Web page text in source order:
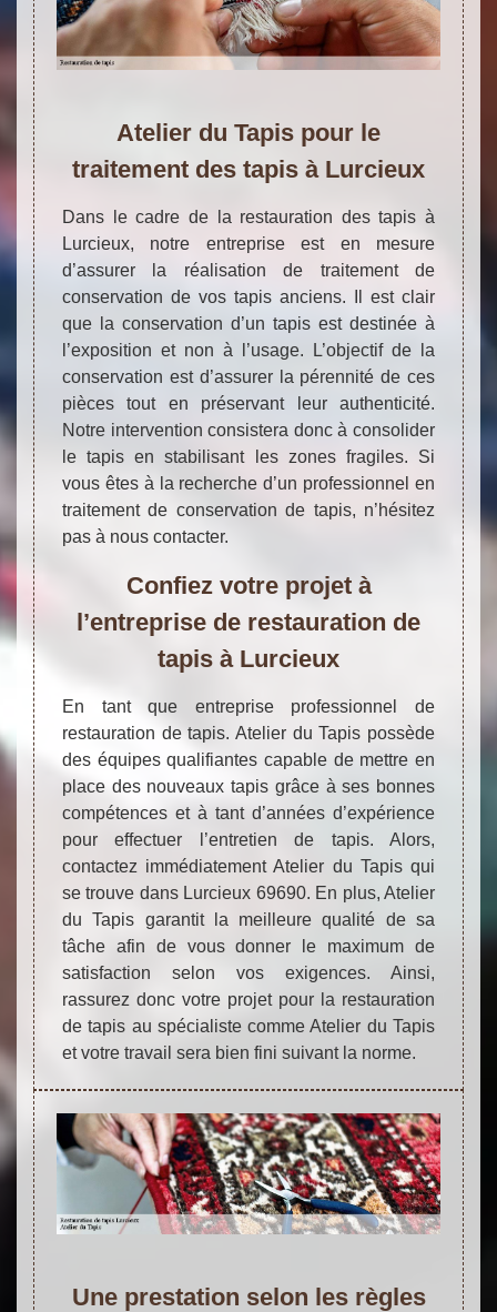
Atelier du Tapis pour le
traitement des tapis à Lurcieux
Dans le cadre de la restauration des tapis à
Lurcieux, notre entreprise est en mesure
d’assurer la réalisation de traitement de
conservation de vos tapis anciens. Il est clair
que la conservation d’un tapis est destinée à
l’exposition et non à l’usage. L’objectif de la
conservation est d’assurer la pérennité de ces
pièces tout en préservant leur authenticité.
Notre intervention consistera donc à consolider
le tapis en stabilisant les zones fragiles. Si
vous êtes à la recherche d’un professionnel en
traitement de conservation de tapis, n’hésitez
pas à nous contacter.
Confiez votre projet à
l’entreprise de restauration de
tapis à Lurcieux
En tant que entreprise professionnel de
restauration de tapis. Atelier du Tapis possède
des équipes qualifiantes capable de mettre en
place des nouveaux tapis grâce à ses bonnes
compétences et à tant d’années d’expérience
pour effectuer l’entretien de tapis. Alors,
contactez immédiatement Atelier du Tapis qui
se trouve dans Lurcieux 69690. En plus, Atelier
du Tapis garantit la meilleure qualité de sa
tâche afin de vous donner le maximum de
satisfaction selon vos exigences. Ainsi,
rassurez donc votre projet pour la restauration
de tapis au spécialiste comme Atelier du Tapis
et votre travail sera bien fini suivant la norme.
Une prestation selon les règles